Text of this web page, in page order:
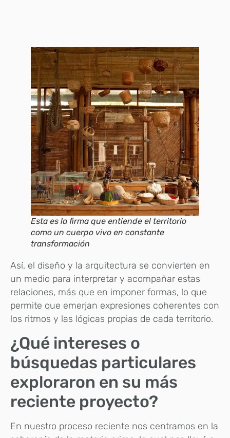
Esta es la firma que entiende el territorio
como un cuerpo vivo en constante
transformación
Así, el diseño y la arquitectura se convierten en
un medio para interpretar y acompañar estas
relaciones, más que en imponer formas, lo que
permite que emerjan expresiones coherentes con
los ritmos y las lógicas propias de cada territorio.
¿Qué intereses o
búsquedas particulares
exploraron en su más
reciente proyecto?
En nuestro proceso reciente nos centramos en la